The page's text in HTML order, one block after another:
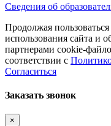
Сведения об
Продолжая
использования сайта и
партнерами cookie-
соответствии с
Согласиться
Заказать звонок
×